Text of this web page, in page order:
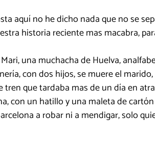
aquí no he dicho nada que no se
historia reciente mas macabra,
una muchacha de Huelva,
con dos hijos, se muere el
tren que tardaba mas de un día en
con un hatillo y una maleta de
a robar ni a mendigar, solo